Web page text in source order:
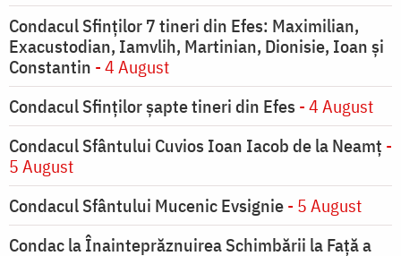
Condacul Sfinţilor 7 tineri din Efes: Maximilian,
Exacustodian, Iamvlih, Martinian, Dionisie, Ioan şi
Constantin - 4 August
Condacul Sfinţilor şapte tineri din Efes - 4 August
Condacul Sfântului Cuvios Ioan Iacob de la Neamț -
5 August
Condacul Sfântului Mucenic Evsignie- 5 August
Condac la Înainteprăznuirea Schimbării la Faţă a